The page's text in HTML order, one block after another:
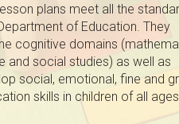
plans meet all the
of Education. They
cognitive domains
and social studies) as well as
social, emotional, fine and
skills in children of all